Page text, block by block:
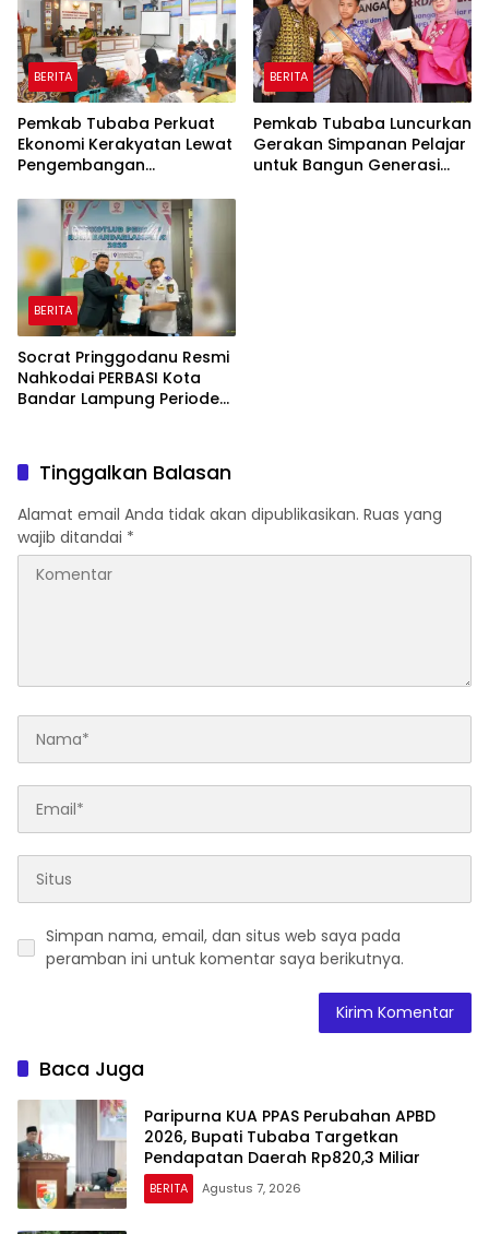
BERITA
Pemkab Tubaba Perkuat
Ekonomi Kerakyatan Lewat
Pengembangan
Penyaluran KUR
BERITA
Pemkab Tubaba Luncurkan
Gerakan Simpanan Pelajar
untuk Bangun Generasi
BERITA
Socrat Pringgodanu Resmi
Nahkodai PERBASI Kota
Bandar Lampung Periode
Tinggalkan Balasan
Alamat email Anda tidak akan dipublikasikan. Ruas yang
wajib ditandai *
Simpan nama, email, dan situs web saya pada
peramban ini untuk komentar saya berikutnya.
Baca Juga
Paripurna KUA PPAS Perubahan APBD
2026, Bupati Tubaba Targetkan
Pendapatan Daerah Rp820,3 Miliar
BERITA Agustus 7, 2026